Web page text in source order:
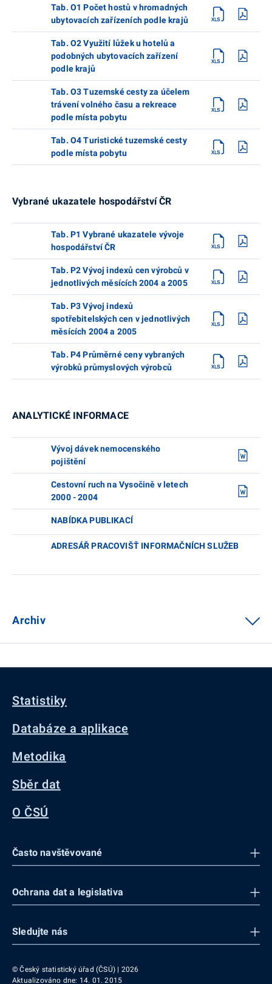
Tab. O1 Počet hostů v hromadných
ubytovacích zařízeních podle krajů
Tab. O2 Využití lůžek u hotelů a
podobných ubytovacích zařízení
podle krajů
Tab. O3 Tuzemské cesty za účelem
trávení volného času a rekreace
podle místa pobytu
Tab. O4 Turistické tuzemské cesty
podle místa pobytu
Vybrané ukazatele hospodářství ČR
Tab. P1 Vybrané ukazatele vývoje
hospodářství ČR
Tab. P2 Vývoj indexů cen výrobců v
jednotlivých měsících 2004 a 2005
Tab. P3 Vývoj indexů
spotřebitelských cen v jednotlivých
měsících 2004 a 2005
Tab. P4 Průměrné ceny vybraných
výrobků průmyslových výrobců
ANALYTICKÉ INFORMACE
Vývoj dávek nemocenského
pojištění
Cestovní ruch na Vysočině v letech
2000 - 2004
NABÍDKA PUBLIKACÍ
ADRESÁŘ PRACOVIŠŤ INFORMAČNÍCH SLUŽEB
Archiv
Statistiky
Databáze a aplikace
Metodika
Sběr dat
O ČSÚ
Často navštěvované
Ochrana dat a legislativa
Sledujte nás
© Český statistický úřad (ČSÚ) | 2026
Aktualizováno dne: 14. 01. 2015